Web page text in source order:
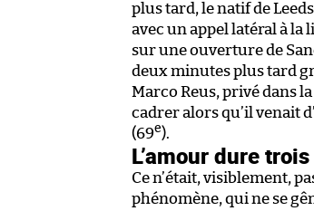
plus tard, le natif de
avec un appel latéral à
sur une ouverture de
deux minutes plus tard
Marco Reus, privé dans
cadrer alors qu’il venait
(69e).
L’amour dure
Ce n’était, visiblement,
phénomène, qui ne se